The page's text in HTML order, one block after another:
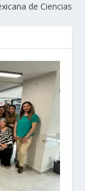
de Ciencias